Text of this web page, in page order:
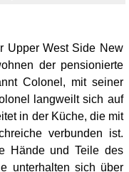
Upper West Side New
der pensionierte
Colonel, mit seiner
langweilt sich auf
in der Küche, die mit
verbunden ist.
Hände und Teile des
unterhalten sich über